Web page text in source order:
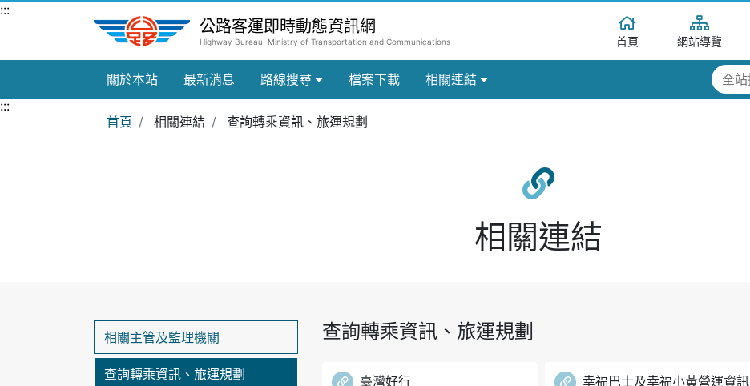
跳到主要內容區
:::
公路客運即時動態資訊網
Highway Bureau, Ministry of Transportation and Communications 首頁 網站導覽
關於本站 最新消息 路線搜尋 檔案下載 相關連結
:::
首頁
相關連結 查詢轉乘資訊、旅運規劃
相關連結
相關主管及監理機關
查詢轉乘資訊、旅運規劃
查詢轉乘資訊、旅運規劃
臺灣好行 幸福巴士及幸福小黃營運資訊